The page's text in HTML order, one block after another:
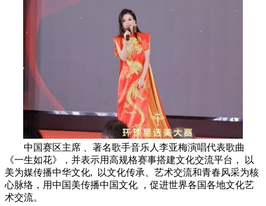
中国赛区主席 、著名歌手音乐人李亚梅演唱代表歌曲
《一生如花》，并表示用高规格赛事搭建文化交流平台， 以
美为媒传播中华文化, 以文化传承、艺术交流和青春风采为核
心脉络，用中国美传播中国文化 ，促进世界各国各地文化艺
术交流。